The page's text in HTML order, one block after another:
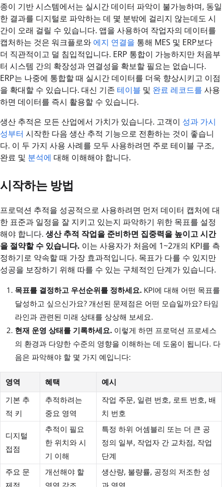
종이 기반 시스템에서는 실시간 데이터 파악이 불가능하며, 동일
한 결과를 디지털로 파악하는 데 몇 분밖에 걸리지 않는데도 시
간이 오래 걸릴 수 있습니다. 앱을 사용하여 작업자의 데이터를
캡처하는 것은 워크플로와 에지 연결을 통해 MES 및 ERP보다
더 직관적이고 덜 침입적입니다. ERP 통합이 가능하지만 처음부
터 시스템 간의 확장성과 연결성을 확보할 필요는 없습니다.
ERP는 나중에 통합할 때 실시간 데이터를 더욱 향상시키고 이점
을 확대할 수 있습니다. 대신 기존 테이블 및 완료 레코드를 사용
하면 데이터를 즉시 활용할 수 있습니다.
생산 추적은 모든 산업에서 가치가 있습니다. 고객이 성과 가시
성부터 시작한 다음 생산 추적 기능으로 전환하는 것이 좋습니
다. 이 두 가지 사용 사례를 모두 사용하려면 주로 테이블 구조,
완료 및 분석에 대해 이해해야 합니다.
시작하는 방법
프로덕션 추적을 성공적으로 사용하려면 먼저 데이터 캡처에 대
한 표준과 일정을 잘 지키고 있는지 파악하기 위한 목표를 설정
해야 합니다. 생산 추적 작업을 준비하면 집중력을 높이고 시간
을 절약할 수 있습니다. 이는 사용자가 처음에 1~2개의 KPI를 측
정하기로 약속할 때 가장 효과적입니다. 목표가 다를 수 있지만
성공을 보장하기 위해 따를 수 있는 구체적인 단계가 있습니다.
목표를 결정하고 우선순위를 정하세요. KPI에 대해 어떤 목표를
달성하고 싶으신가요? 개선된 문제점은 어떤 모습일까요? 타임
라인과 관련된 미래 상태를 상상해 보세요.
현재 운영 상태를 기록하세요. 이렇게 하면 프로덕션 프로세스
의 환경과 다양한 수준의 영향을 이해하는 데 도움이 됩니다. 다
음은 파악해야 할 몇 가지 예입니다:
영역 혜택
예시
기본 추
적 키
추적하려는
중요 영역
작업 주문, 일련 번호, 로트 번호, 배
치 번호
디지털
접점
추적이 필요
한 위치와 시
기 이해
특정 하위 어셈블리 또는 더 큰 공
정의 일부, 작업자 간 교차점, 작업
단계
주요 문
제점
개선해야 할
영역 강조
생산량, 불량률, 공정의 저조한 성
과 영역